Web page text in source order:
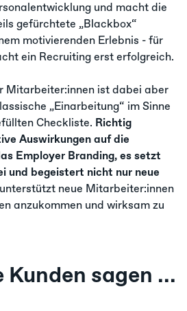
und macht die
gefürchtete „Blackbox“
motivierenden Erlebnis - für
ein Recruiting erst erfolgreich.
Mitarbeiter:innen ist dabei aber
„Einarbeitung“ im Sinne
Checkliste. Richtig
Auswirkungen auf die
Employer Branding, es setzt
und begeistert nicht nur neue
unterstützt neue Mitarbeiter:innen
anzukommen und wirksam zu
Kunden sagen ...